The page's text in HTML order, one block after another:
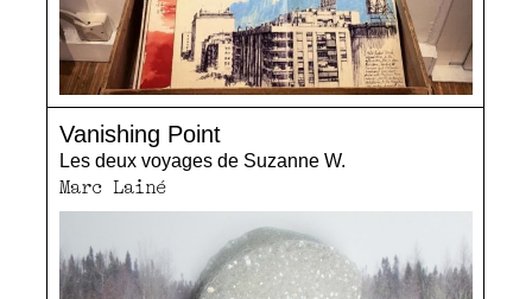
Vanishing Point
Les deux voyages de Suzanne W.
Marc Lainé